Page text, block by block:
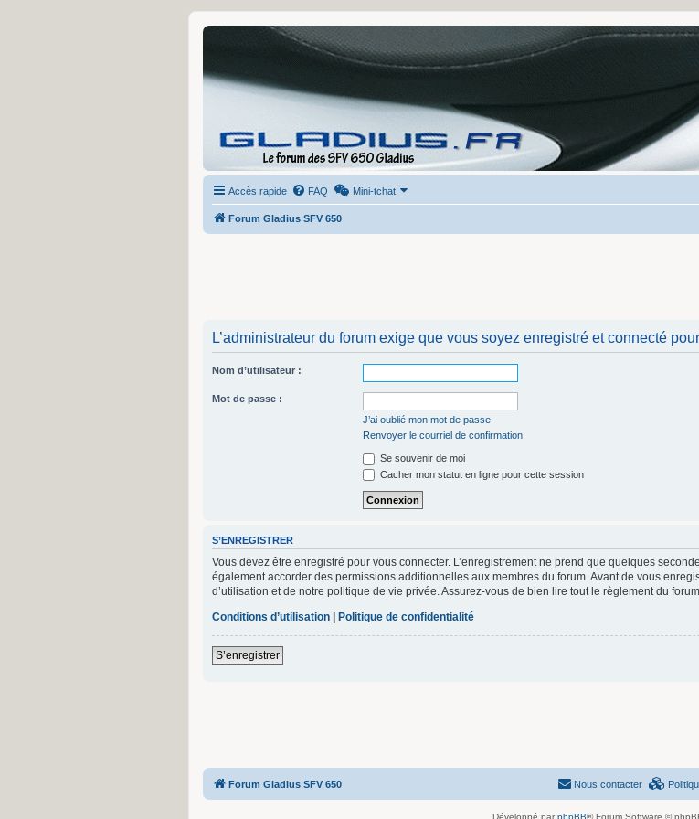
Accès rapide FAQ Mini-tchat
Forum Gladius SFV 650
L’administrateur du forum exige que vous soyez enregistré et connecté
Nom d’utilisateur :
Mot de passe :
J’ai oublié mon mot de passe
Renvoyer le courriel de confirmation
Se souvenir de moi
Cacher mon statut en ligne pour cette session
S’ENREGISTRER
Vous devez être enregistré pour vous connecter. L’enregistrement ne prend que quelques
également accorder des permissions additionnelles aux membres du forum. Avant de vous
d’utilisation et de notre politique de vie privée. Assurez-vous de bien lire tout le règlement du forum.
Conditions d’utilisation | Politique de confidentialité
S’enregistrer
Forum Gladius SFV 650 Nous contacter
Développé par phpBB® Forum Software ©